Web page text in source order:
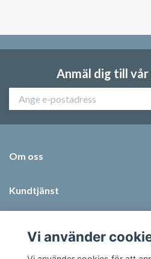
Anmäl dig till
Om oss
Kundtjänst
Vi använder